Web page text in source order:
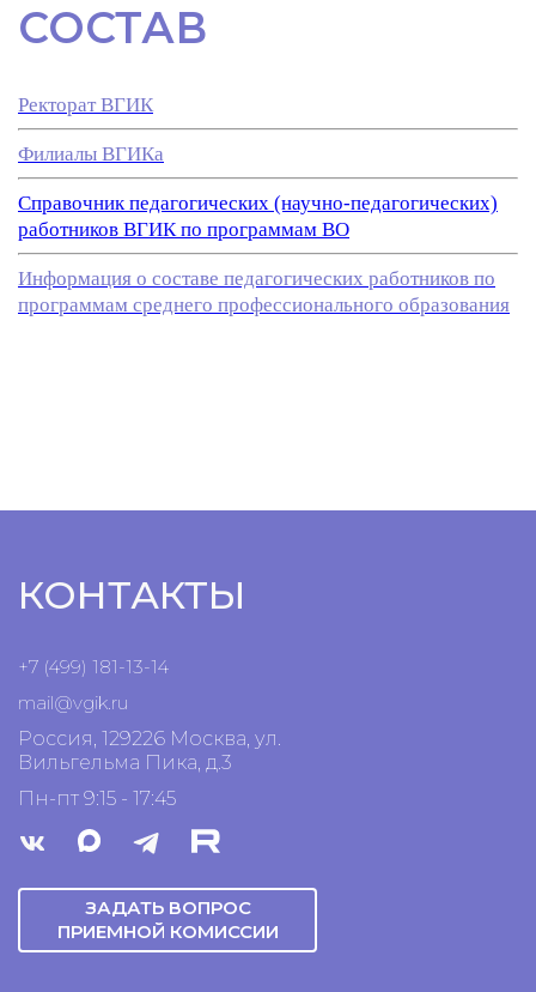
СОСТАВ
Ректорат ВГИК
Филиалы ВГИКа
Справочник педагогических (научно-педагогических)
работников ВГИК по программам ВО
Информация о составе педагогических работников по
программам среднего профессионального образования
КОНТАКТЫ
+7 (499) 181-13-14
mail@vgik.ru
Россия, 129226 Москва, ул.
Вильгельма Пика, д.3
Пн-пт 9:15 - 17:45
ЗАДАТЬ ВОПРОС
ПРИЕМНОЙ КОМИССИИ